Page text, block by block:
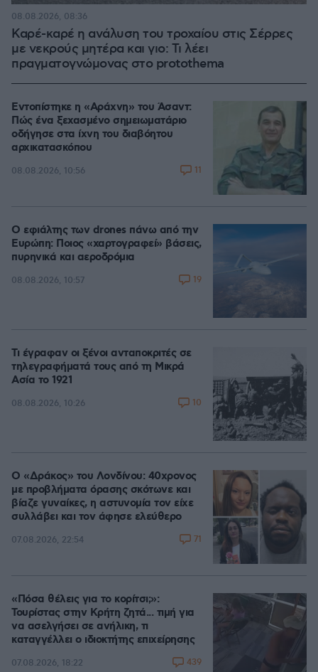
Καρέ-καρέ η ανάλυση του τροχαίου στις Σέρρες
με νεκρούς μητέρα και γιο: Τι λέει
πραγματογνώμονας στο protothema
08.08.2026, 08:36
Εντοπίστηκε η «Αράχνη» του Άσαντ:
Πώς ένα ξεχασμένο σημειωματάριο
οδήγησε στα ίχνη του διαβόητου
αρχικατασκόπου
08.08.2026, 10:56 11
Ο εφιάλτης των drones πάνω από την
Ευρώπη: Ποιος «χαρτογραφεί» βάσεις,
πυρηνικά και αεροδρόμια
08.08.2026, 10:57 19
Τι έγραφαν οι ξένοι ανταποκριτές σε
τηλεγραφήματά τους από τη Μικρά
Ασία το 1921
08.08.2026, 10:26 10
Ο «Δράκος» του Λονδίνου: 40χρονος
με προβλήματα όρασης σκότωνε και
βίαζε γυναίκες, η αστυνομία τον είχε
συλλάβει και τον άφησε ελεύθερο
07.08.2026, 22:54 71
«Πόσα θέλεις για το κορίτσι;»:
Τουρίστας στην Κρήτη ζητά... τιμή για
να ασελγήσει σε ανήλικη, τι
καταγγέλλει ο ιδιοκτήτης επιχείρησης
07.08.2026, 18:22 439